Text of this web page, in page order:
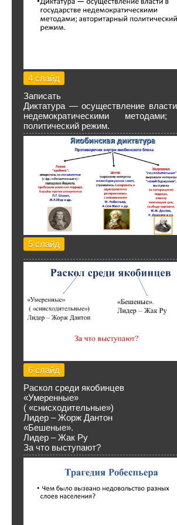
4 слайд
Записать
Диктатура — осуществление
недемократическими методами;
политический режим.
5 слайд
6 слайд
Раскол среди якобинцев
«Умеренные»
( «снисходительные»)
Лидер – Жорж Дантон
«Бешеные».
Лидер – Жак Ру
За что выступают?